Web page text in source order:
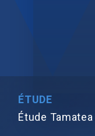
ÉTUDE
Étude Tamatea